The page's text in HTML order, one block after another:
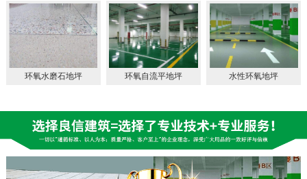
环氧水磨石地坪 环氧自流平地坪 水性环氧地坪